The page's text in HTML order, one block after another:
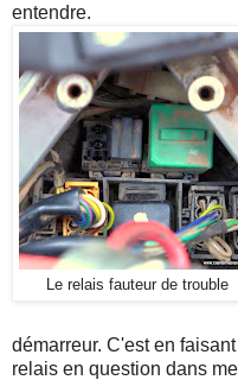
entendre.
Le relais fauteur de trouble
démarreur. C'est en
relais en question dans